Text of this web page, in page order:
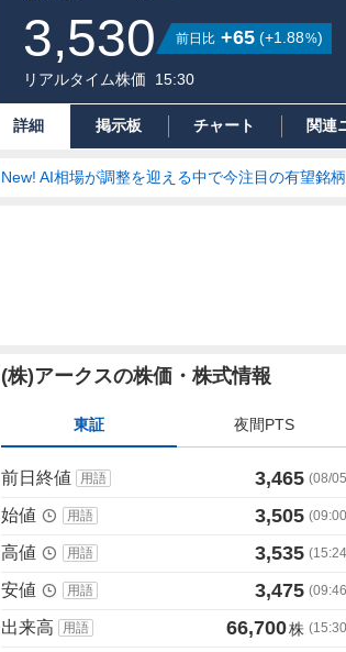
3,530 前日比 +65 (+1.88%)
リアルタイム株価 15:30
詳細 掲示板 チャート 関連
New! AI相場が調整を迎える中で今注目の有望銘
(株)アークスの株価・株式情報
価
値
東証 夜間PTS
前日終値 用語 3,465 (08/05
始値 用語 3,505 (09:00
高値 用語 3,535 (15:24
安値 用語 3,475 (09:46
出来高 用語 66,700株 (15:30